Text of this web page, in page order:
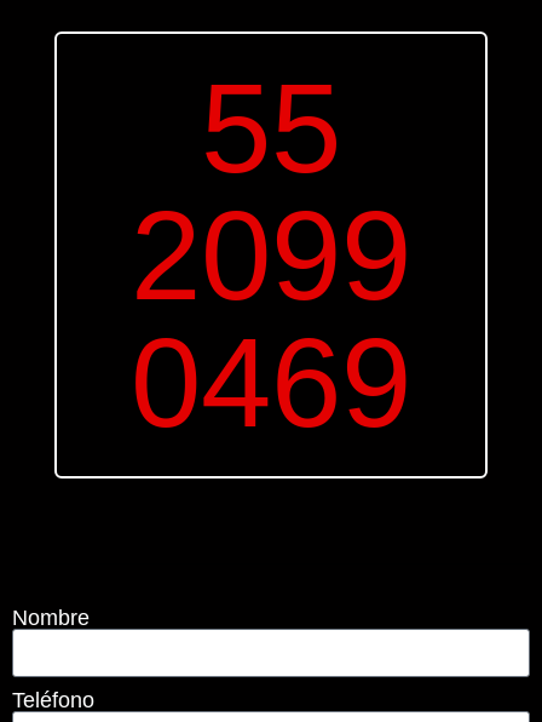
55
2099
0469
Nombre
Teléfono